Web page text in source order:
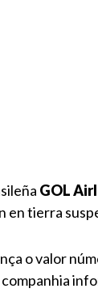
GOL
en tierra
o valor
companhia